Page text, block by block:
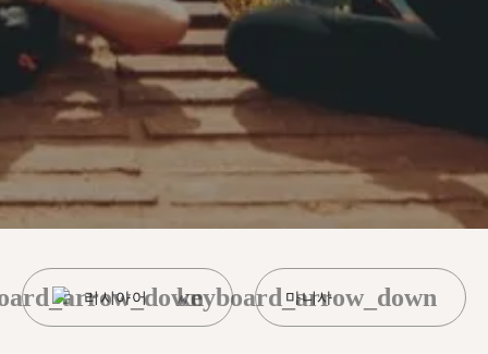
러시아어 마니사
keyboard_arrow_down